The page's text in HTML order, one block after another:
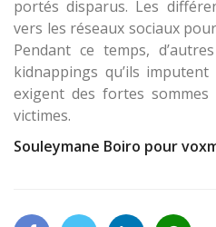
portés disparus. Les
vers les réseaux sociaux
Pendant ce temps,
kidnappings qu’ils
exigent des fortes
victimes.
Souleymane Boiro pour